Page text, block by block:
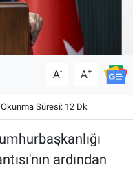
A- A+
Okunma Süresi: 12 Dk
ardından